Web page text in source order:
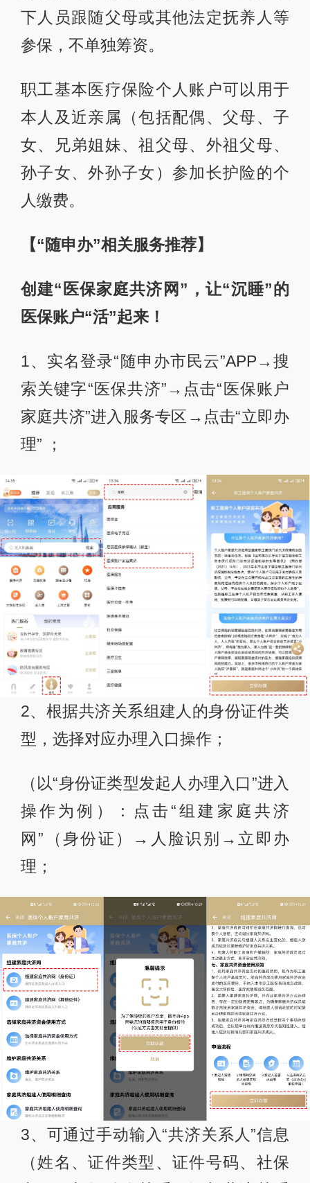
下人员跟随父母或其他法定抚养人等
参保，不单独筹资。
职工基本医疗保险个人账户可以用于
本人及近亲属（包括配偶、父母、子
女、兄弟姐妹、祖父母、外祖父母、
孙子女、外孙子女）参加长护险的个
人缴费。
【“随申办”相关服务推荐】
创建“医保家庭共济网”，让“沉睡”的
医保账户“活”起来！
1、实名登录“随申办市民云”APP→搜
索关键字“医保共济”→点击“医保账户
家庭共济”进入服务专区→点击“立即办
理” ；
2、根据共济关系组建人的身份证件类
型，选择对应办理入口操作；
（以“身份证类型发起人办理入口”进入
操作为例）：点击“组建家庭共济
网”（身份证）→人脸识别→立即办
理；
3、可通过手动输入“共济关系人”信息
（姓名、证件类型、证件号码、社保